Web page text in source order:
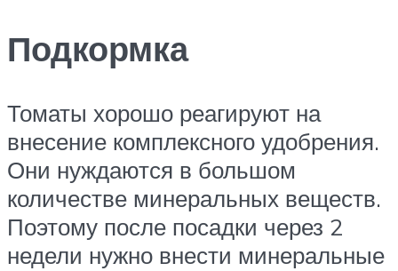
Подкормка
Томаты хорошо реагируют на
внесение комплексного удобрения.
Они нуждаются в большом
количестве минеральных веществ.
Поэтому после посадки через 2
недели нужно внести минеральные